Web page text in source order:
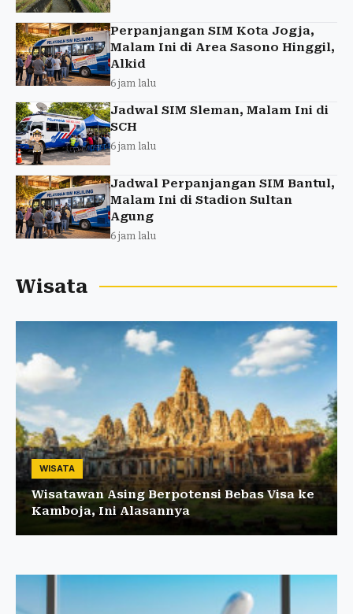
Perpanjangan SIM Kota Jogja,
Malam Ini di Area Sasono Hinggil,
Alkid
6 jam lalu
Jadwal SIM Sleman, Malam Ini di
SCH
6 jam lalu
Jadwal Perpanjangan SIM Bantul,
Malam Ini di Stadion Sultan
Agung
6 jam lalu
Wisata
WISATA
Wisatawan Asing Berpotensi Bebas Visa ke
Kamboja, Ini Alasannya